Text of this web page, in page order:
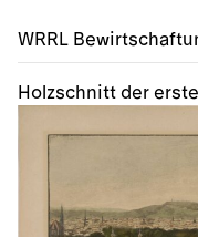
WRRL
Holzschnitt der